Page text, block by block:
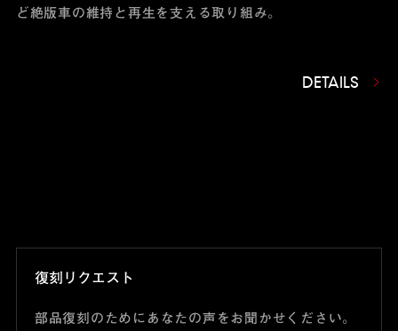
ど絶版車の維持と再生を支える取り組み。
DETAILS
復刻リクエスト
部品復刻のためにあなたの声をお聞かせください。